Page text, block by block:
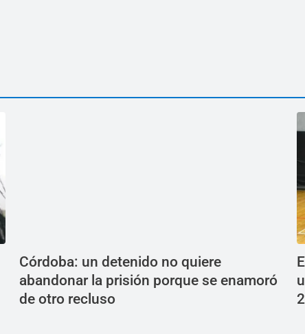
Córdoba: un detenido no quiere
abandonar la prisión porque se enamoró
de otro recluso